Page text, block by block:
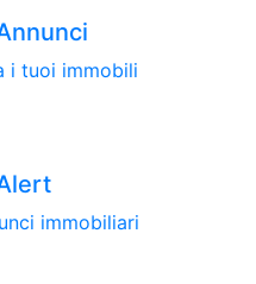
i tuoi immobili
immobiliari